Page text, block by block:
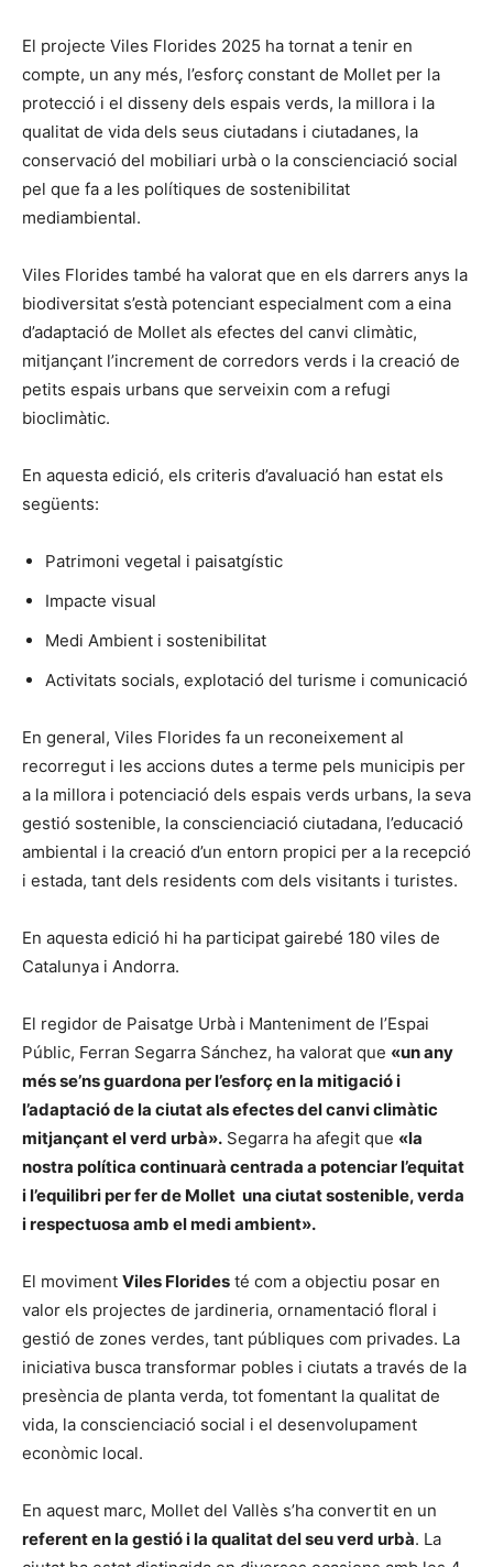
El projecte Viles Florides 2025 ha tornat a tenir en
compte, un any més, l’esforç constant de Mollet per la
protecció i el disseny dels espais verds, la millora i la
qualitat de vida dels seus ciutadans i ciutadanes, la
conservació del mobiliari urbà o la conscienciació social
pel que fa a les polítiques de sostenibilitat
mediambiental.
Viles Florides també ha valorat que en els darrers anys la
biodiversitat s’està potenciant especialment com a eina
d’adaptació de Mollet als efectes del canvi climàtic,
mitjançant l’increment de corredors verds i la creació de
petits espais urbans que serveixin com a refugi
bioclimàtic.
En aquesta edició, els criteris d’avaluació han estat els
següents:
Patrimoni vegetal i paisatgístic
Impacte visual
Medi Ambient i sostenibilitat
Activitats socials, explotació del turisme i comunicació
En general, Viles Florides fa un reconeixement al
recorregut i les accions dutes a terme pels municipis per
a la millora i potenciació dels espais verds urbans, la seva
gestió sostenible, la conscienciació ciutadana, l’educació
ambiental i la creació d’un entorn propici per a la recepció
i estada, tant dels residents com dels visitants i turistes.
En aquesta edició hi ha participat gairebé 180 viles de
Catalunya i Andorra.
El regidor de Paisatge Urbà i Manteniment de l’Espai
Públic, Ferran Segarra Sánchez, ha valorat que «un any
més se’ns guardona per l’esforç en la mitigació i
l’adaptació de la ciutat als efectes del canvi climàtic
mitjançant el verd urbà». Segarra ha afegit que «la
nostra política continuarà centrada a potenciar l’equitat
i l’equilibri per fer de Mollet una ciutat sostenible, verda
i respectuosa amb el medi ambient».
El moviment Viles Florides té com a objectiu posar en
valor els projectes de jardineria, ornamentació floral i
gestió de zones verdes, tant públiques com privades. La
iniciativa busca transformar pobles i ciutats a través de la
presència de planta verda, tot fomentant la qualitat de
vida, la conscienciació social i el desenvolupament
econòmic local.
En aquest marc, Mollet del Vallès s’ha convertit en un
referent en la gestió i la qualitat del seu verd urbà. La